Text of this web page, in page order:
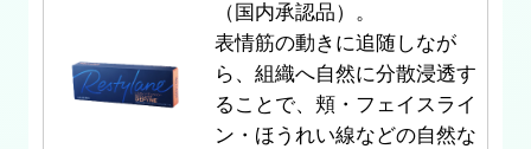
（国内承認品）。
表情筋の動きに追随しなが
ら、組織へ自然に分散浸透す
ることで、頬・フェイスライ
ン・ほうれい線などの自然な